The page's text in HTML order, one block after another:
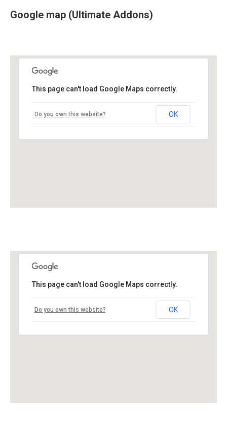
Google map (Ultimate Addons)
This page can't load Google Maps correctly.
Do you own this website? OK
This page can't load Google Maps correctly.
Do you own this website? OK